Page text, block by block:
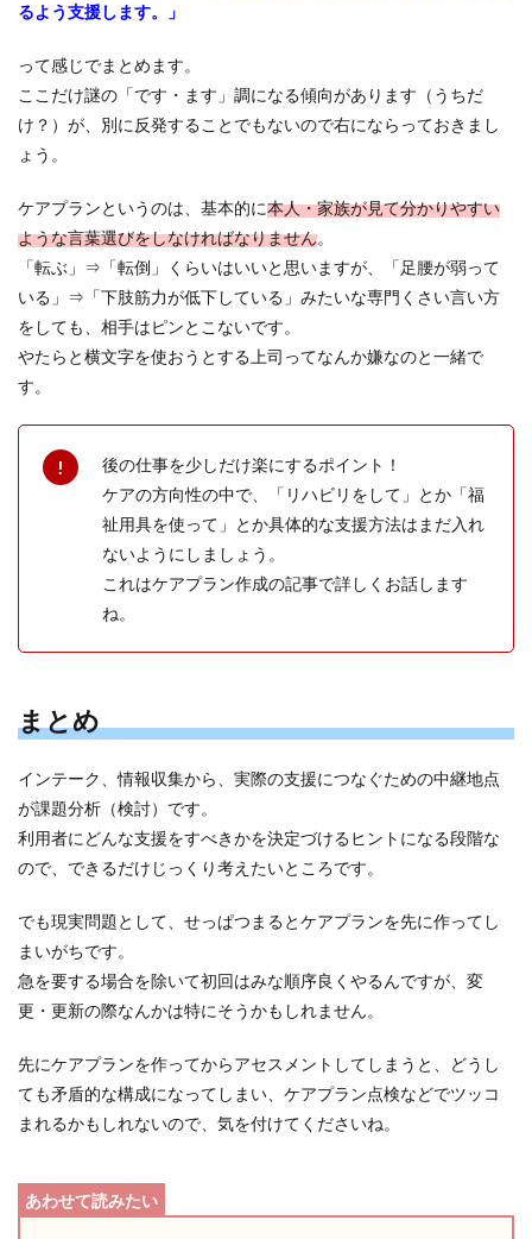
るよう支援します。」
って感じでまとめます。
ここだけ謎の「です・ます」調になる傾向があります（うちだ
け？）が、別に反発することでもないので右にならっておきまし
ょう。
ケアプランというのは、基本的に本人・家族が見て分かりやすい
ような言葉選びをしなければなりません。
「転ぶ」⇒「転倒」くらいはいいと思いますが、「足腰が弱って
いる」⇒「下肢筋力が低下している」みたいな専門くさい言い方
をしても、相手はピンとこないです。
やたらと横文字を使おうとする上司ってなんか嫌なのと一緒で
す。
後の仕事を少しだけ楽にするポイント！
ケアの方向性の中で、「リハビリをして」とか「福
祉用具を使って」とか具体的な支援方法はまだ入れ
ないようにしましょう。
これはケアプラン作成の記事で詳しくお話します
ね。
まとめ
インテーク、情報収集から、実際の支援につなぐための中継地点
が課題分析（検討）です。
利用者にどんな支援をすべきかを決定づけるヒントになる段階な
ので、できるだけじっくり考えたいところです。
でも現実問題として、せっぱつまるとケアプランを先に作ってし
まいがちです。
急を要する場合を除いて初回はみな順序良くやるんですが、変
更・更新の際なんかは特にそうかもしれません。
先にケアプランを作ってからアセスメントしてしまうと、どうし
ても矛盾的な構成になってしまい、ケアプラン点検などでツッコ
まれるかもしれないので、気を付けてくださいね。